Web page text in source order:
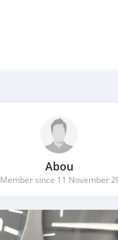
Abou
Member since 11 November